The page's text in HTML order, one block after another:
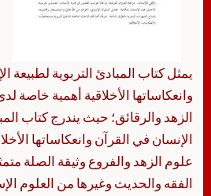
يمثل كتاب المبادئ التربوية لطبيعة
وانعكاساتها الأخلاقية أهمية خاصة
الزهد والرقائق؛ حيث يندرج كتاب
الإنسان في القرآن وانعكاساتها
علوم الزهد والفروع وثيقة الصلة
الفقه والحديث وغيرها من العلوم